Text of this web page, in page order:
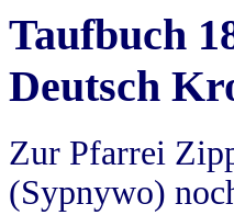
Taufbuch
Deutsch
Zur Pfarrei
(Sypnywo)